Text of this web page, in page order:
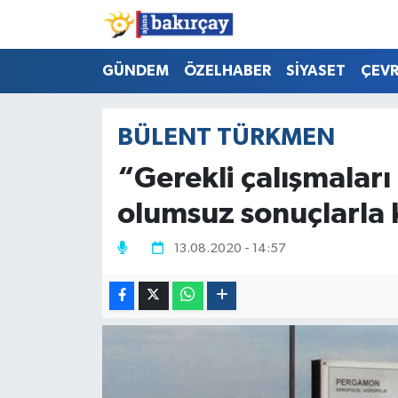
GÜNDEM ÖZELHABER SİYASET
BÜLENT TÜRKMEN
“Gerekli
olumsuz sonuçlarla
13.08.2020 - 14:57
İzmir Nöbetçi Eczaneler
İzmir Trafik Yoğunluk Haritası
Süper Lig Puan Durumu ve Fikstür
Tüm Manşetler